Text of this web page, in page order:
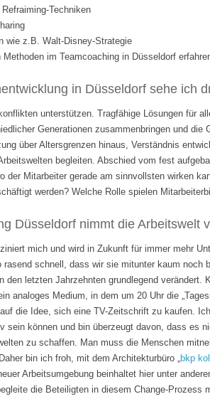
Techniken
wie z.B. Walt-Disney-Strategie
Methoden im Teamcoaching in Düsseldorf
in Düsseldorf sehe ich
unterstützen. Tragfähige Lösungen für
Generationen zusammenbringen und
über Altersgrenzen hinaus, Verständnis
begleiten. Abschied vom fest
der Mitarbeiter gerade am sinnvollsten wirken
werden? Welche Rolle spielen
Düsseldorf nimmt die Arbeitswelt
mich und wird in Zukunft für immer mehr
rasend schnell, dass wir sie mitunter kaum
den letzten Jahrzehnten grundlegend
analoges Medium, in dem um 20 Uhr die
die Idee, sich eine TV-Zeitschrift zu kaufen.
sein können und bin überzeugt davon, dass es
zu schaffen. Man muss die Menschen
bin ich froh, mit dem Architekturbüro „bkp
Arbeitsumgebung beinhaltet hier unter
die Beteiligten in diesem Change-